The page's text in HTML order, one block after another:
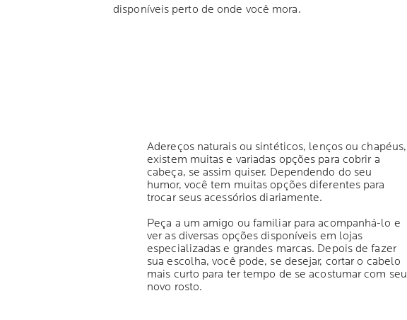
disponíveis perto de onde você mora.
Adereços naturais ou sintéticos, lenços ou chapéus,
existem muitas e variadas opções para cobrir a
cabeça, se assim quiser. Dependendo do seu
humor, você tem muitas opções diferentes para
trocar seus acessórios diariamente.
Peça a um amigo ou familiar para acompanhá-lo e
ver as diversas opções disponíveis em lojas
especializadas e grandes marcas. Depois de fazer
sua escolha, você pode, se desejar, cortar o cabelo
mais curto para ter tempo de se acostumar com seu
novo rosto.